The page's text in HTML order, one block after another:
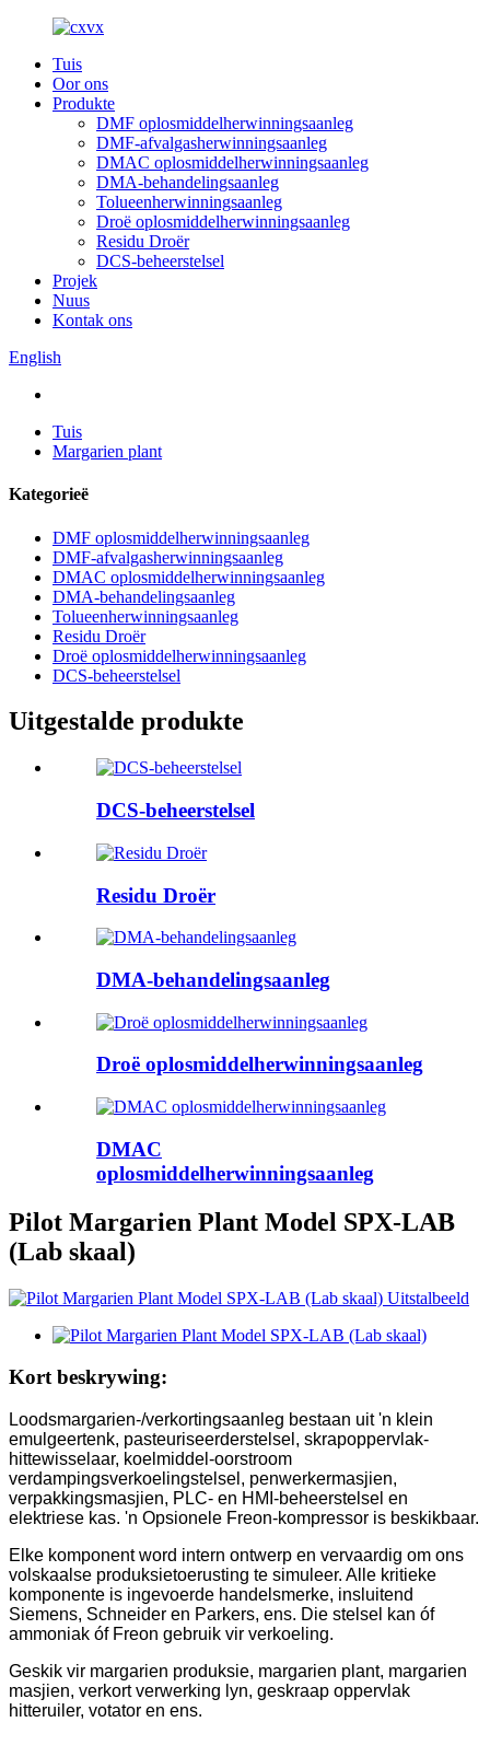
Tuis
Oor ons
Produkte
DMF oplosmiddelherwinningsaanleg
DMF-afvalgasherwinningsaanleg
DMAC oplosmiddelherwinningsaanleg
DMA-behandelingsaanleg
Tolueenherwinningsaanleg
Droë oplosmiddelherwinningsaanleg
Residu Droër
DCS-beheerstelsel
Projek
Nuus
Kontak ons
English
Tuis
Margarien plant
Kategorieë
DMF oplosmiddelherwinningsaanleg
DMF-afvalgasherwinningsaanleg
DMAC oplosmiddelherwinningsaanleg
DMA-behandelingsaanleg
Tolueenherwinningsaanleg
Residu Droër
Droë oplosmiddelherwinningsaanleg
DCS-beheerstelsel
Uitgestalde produkte
DCS-beheerstelsel
Residu Droër
DMA-behandelingsaanleg
Droë oplosmiddelherwinningsaanleg
DMAC
oplosmiddelherwinningsaanleg
Pilot Margarien Plant Model SPX-LAB
(Lab skaal)
Kort beskrywing:
Loodsmargarien-/verkortingsaanleg bestaan ​​uit 'n klein
emulgeertenk, pasteuriseerderstelsel, skrapoppervlak-
hittewisselaar, koelmiddel-oorstroom
verdampingsverkoelingstelsel, penwerkermasjien,
verpakkingsmasjien, PLC- en HMI-beheerstelsel en
elektriese kas. 'n Opsionele Freon-kompressor is beskikbaar.
Elke komponent word intern ontwerp en vervaardig om ons
volskaalse produksietoerusting te simuleer. Alle kritieke
komponente is ingevoerde handelsmerke, insluitend
Siemens, Schneider en Parkers, ens. Die stelsel kan óf
ammoniak óf Freon gebruik vir verkoeling.
Geskik vir margarien produksie, margarien plant, margarien
masjien, verkort verwerking lyn, geskraap oppervlak
hitteruiler, votator en ens.